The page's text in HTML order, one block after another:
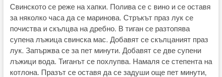
Свинското се реже на хапки. Полива се с вино и се оставя
за няколко часа да се маринова. Стръкът праз лук се
почиства и скълцва на дребно. В тиган се разтопява
супена лъжица свинска мас. Добавят се скълцаният праз
лук. Запържва се за пет минути. Добавят се две супени
лъжици вода. Тиганът се похлупва. Намаля се степента на
котлона. Празът се оставя да се задуши още пет минути,